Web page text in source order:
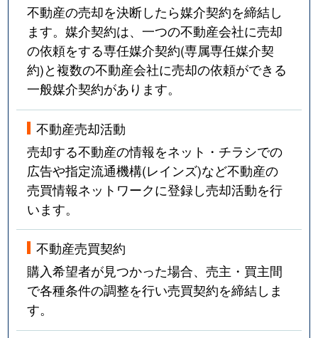
不動産の売却を決断したら媒介契約を締結し
ます。媒介契約は、一つの不動産会社に売却
の依頼をする専任媒介契約(専属専任媒介契
約)と複数の不動産会社に売却の依頼ができる
一般媒介契約があります。
不動産売却活動
売却する不動産の情報をネット・チラシでの
広告や指定流通機構(レインズ)など不動産の
売買情報ネットワークに登録し売却活動を行
います。
不動産売買契約
購入希望者が見つかった場合、売主・買主間
で各種条件の調整を行い売買契約を締結しま
す。